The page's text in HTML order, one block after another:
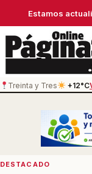
Estamos
Treinta y Tres
+12°C
DESTACADO